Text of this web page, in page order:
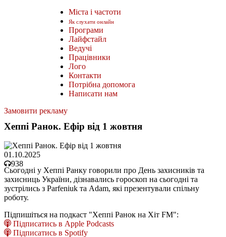
Міста і частоти
Як слухати онлайн
Програми
Лайфстайл
Ведучі
Працівники
Лого
Контакти
Потрібна допомога
Написати нам
Замовити рекламу
Хеппі Ранок. Ефір від 1 жовтня
01.10.2025
938
Сьогодні у Хеппі Ранку говорили про День захисників та
захисниць України, дізнавались гороскоп на сьогодні та
зустрілись з Parfeniuk та Adam, які презентували спільну
роботу.
Підпишіться на подкаст "Хеппі Ранок на Хіт FM":
Підписатись в Apple Podcasts
Підписатись в Spotify